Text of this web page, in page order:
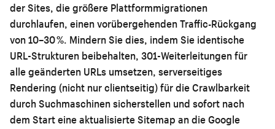
der Sites, die größere Plattformmigrationen
durchlaufen, einen vorübergehenden Traffic-Rückgang
von 10–30 %. Mindern Sie dies, indem Sie identische
URL-Strukturen beibehalten, 301-Weiterleitungen für
alle geänderten URLs umsetzen, serverseitiges
Rendering (nicht nur clientseitig) für die Crawlbarkeit
durch Suchmaschinen sicherstellen und sofort nach
dem Start eine aktualisierte Sitemap an die Google